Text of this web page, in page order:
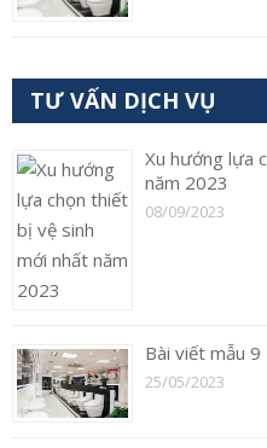
TƯ VẤN DỊCH VỤ
Xu hướng lựa
năm 2023
08/09/2023
Bài viết mẫu 9
25/05/2023